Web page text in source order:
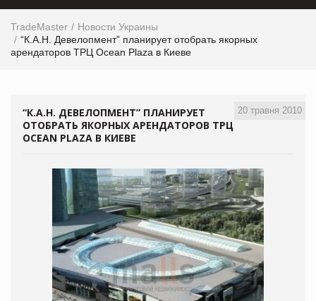
TradeMaster
Новости Украины
“К.А.Н. Девелопмент” планирует отобрать якорных
арендаторов ТРЦ Ocean Plaza в Киеве
20 травня 2010
“К.А.Н. ДЕВЕЛОПМЕНТ” ПЛАНИРУЕТ
ОТОБРАТЬ ЯКОРНЫХ АРЕНДАТОРОВ ТРЦ
OCEAN PLAZA В КИЕВЕ